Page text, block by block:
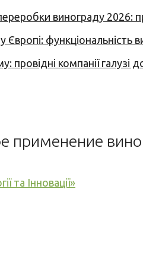
винограду 2026:
Європі: функціональність
провідні компанії галузі
применение
та Інновації»